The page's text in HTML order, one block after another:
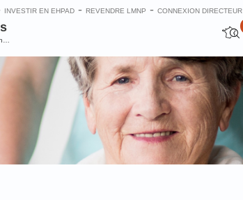
INVESTIR EN EHPAD- REVENDRE LMNP - CONNEXION DIRECTEUR